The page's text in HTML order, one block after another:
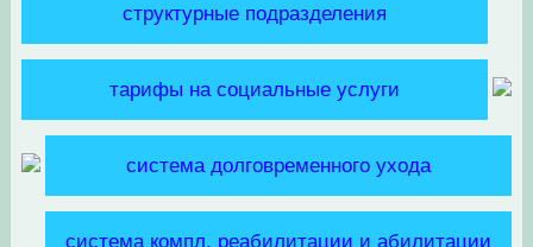
структурные подразделения
тарифы на социальные услуги
система долговременного ухода
система компл. реабилитации и абилитации